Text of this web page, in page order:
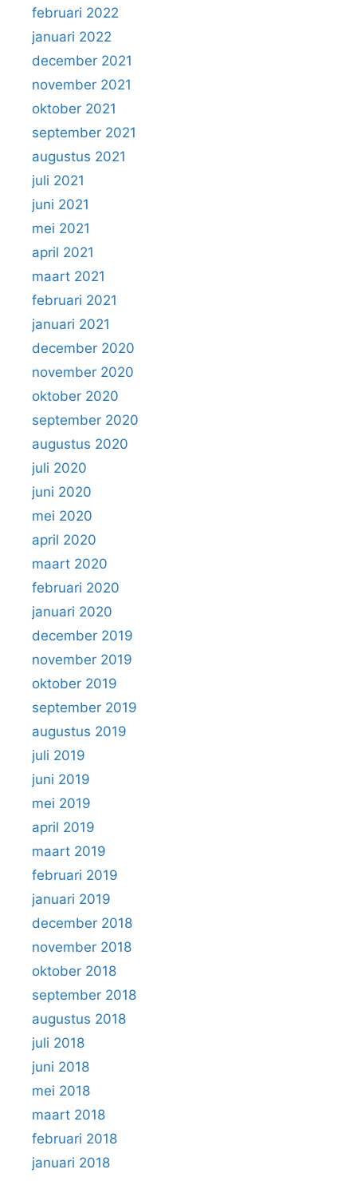
februari 2022
januari 2022
december 2021
november 2021
oktober 2021
september 2021
augustus 2021
juli 2021
juni 2021
mei 2021
april 2021
maart 2021
februari 2021
januari 2021
december 2020
november 2020
oktober 2020
september 2020
augustus 2020
juli 2020
juni 2020
mei 2020
april 2020
maart 2020
februari 2020
januari 2020
december 2019
november 2019
oktober 2019
september 2019
augustus 2019
juli 2019
juni 2019
mei 2019
april 2019
maart 2019
februari 2019
januari 2019
december 2018
november 2018
oktober 2018
september 2018
augustus 2018
juli 2018
juni 2018
mei 2018
maart 2018
februari 2018
januari 2018